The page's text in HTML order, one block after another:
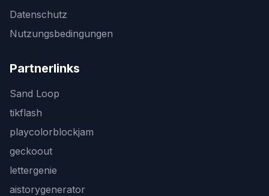
Datenschutz
Nutzungsbedingungen
Partnerlinks
Sand Loop
tikflash
playcolorblockjam
geckoout
lettergenie
aistorygenerator